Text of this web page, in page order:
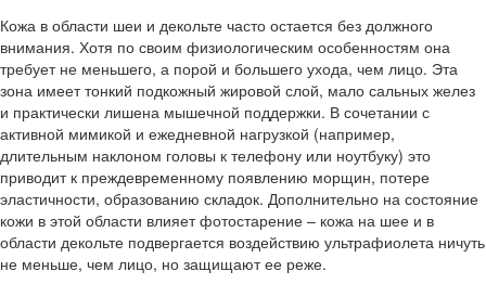
Кожа в области шеи и декольте часто остается без должного
внимания. Хотя по своим физиологическим особенностям она
требует не меньшего, а порой и большего ухода, чем лицо. Эта
зона имеет тонкий подкожный жировой слой, мало сальных желез
и практически лишена мышечной поддержки. В сочетании с
активной мимикой и ежедневной нагрузкой (например,
длительным наклоном головы к телефону или ноутбуку) это
приводит к преждевременному появлению морщин, потере
эластичности, образованию складок. Дополнительно на состояние
кожи в этой области влияет фотостарение – кожа на шее и в
области декольте подвергается воздействию ультрафиолета ничуть
не меньше, чем лицо, но защищают ее реже.